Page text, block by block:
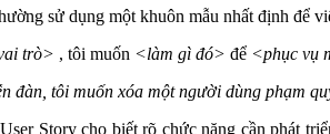
sử dụng một khuôn mẫu nhất định để
trò> , tôi muốn <làm gì đó> để <phục vụ
đàn, tôi muốn xóa một người dùng phạm
Story cho biết rõ chức năng cần phát